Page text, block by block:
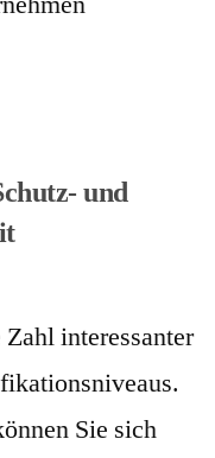
und
interessanter
Sie sich